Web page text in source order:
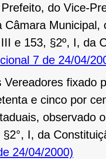
do Vice-
Câmara
e 153, §2º, I, da
7 de 24/04/
Vereadores fixado
e cinco por
observado
I, da
24/04/2000)